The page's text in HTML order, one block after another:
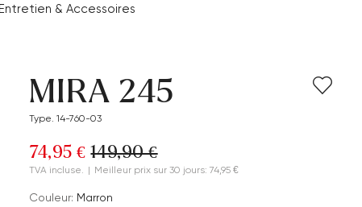
Entretien & Accessoires
MIRA 245
Type. 14-760-03
74,95 € 149,90 €
TVA incluse. | Meilleur prix sur 30 jours: 74,95 €
Couleur: Marron